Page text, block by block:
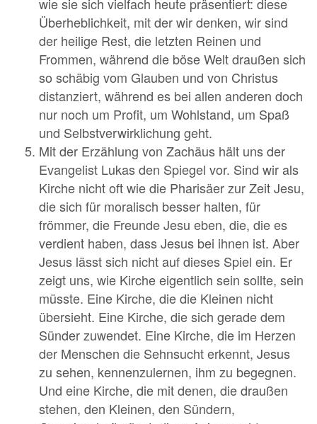
Überheblichkeit, mit der wir denken, wir sind
der heilige Rest, die letzten Reinen und
Frommen, während die böse Welt draußen sich
so schäbig vom Glauben und von Christus
distanziert, während es bei allen anderen doch
nur noch um Profit, um Wohlstand, um Spaß
und Selbstverwirklichung geht.
Mit der Erzählung von Zachäus hält uns der
Evangelist Lukas den Spiegel vor. Sind wir als
Kirche nicht oft wie die Pharisäer zur Zeit Jesu,
die sich für moralisch besser halten, für
frömmer, die Freunde Jesu eben, die, die es
verdient haben, dass Jesus bei ihnen ist. Aber
Jesus lässt sich nicht auf dieses Spiel ein. Er
zeigt uns, wie Kirche eigentlich sein sollte, sein
müsste. Eine Kirche, die die Kleinen nicht
übersieht. Eine Kirche, die sich gerade dem
Sünder zuwendet. Eine Kirche, die im Herzen
der Menschen die Sehnsucht erkennt, Jesus
zu sehen, kennenzulernen, ihm zu begegnen.
Und eine Kirche, die mit denen, die draußen
stehen, den Kleinen, den Sündern,